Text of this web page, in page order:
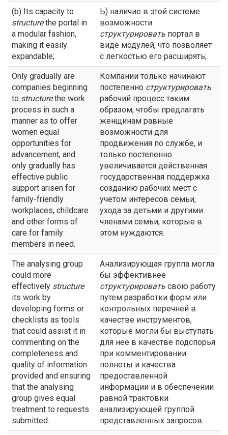
(b) Its capacity to
structurethe portal in
a modular fashion,
making it easily
expandable;
Ь) наличие в этой системе
возможности
структурировать портал в
виде модулей, что позволяет
с легкостью его расширять;
Only gradually are
companies beginning
to structurethe work
process in such a
manner as to offer
women equal
opportunities for
advancement, and
only gradually has
effective public
support arisen for
family-friendly
workplaces, childcare
and other forms of
care for family
members in need.
Компании только начинают
постепенно структурировать
рабочий процесс таким
образом, чтобы предлагать
женщинам равные
возможности для
продвижения по службе, и
только постепенно
увеличивается действенная
государственная поддержка
созданию рабочих мест с
учетом интересов семьи,
ухода за детьми и другими
членами семьи, которые в
этом нуждаются.
The analysing group
could more
effectively structure
its work by
developing forms or
checklists as tools
that could assist it in
commenting on the
completeness and
quality of information
provided and ensuring
that the analysing
group gives equal
treatment to requests
submitted.
Анализирующая группа могла
бы эффективнее
структурировать свою работу
путем разработки форм или
контрольных перечней в
качестве инструментов,
которые могли бы выступать
для нее в качестве подспорья
при комментировании
полноты и качества
предоставленной
информации и в обеспечении
равной трактовки
анализирующей группой
представленных запросов.